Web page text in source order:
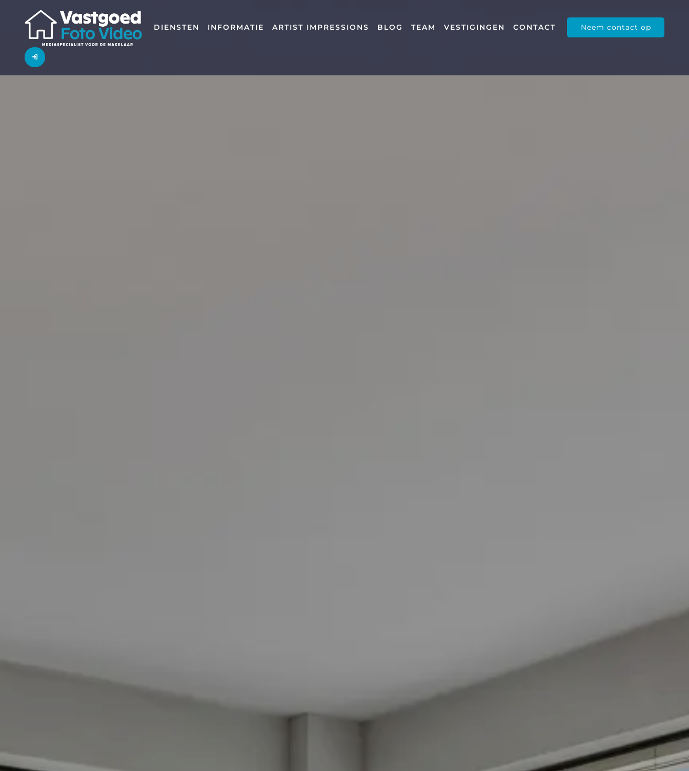
DIENSTEN INFORMATIE ARTIST IMPRESSIONS BLOG TEAM VESTIGINGEN CONTACT Neem contact op